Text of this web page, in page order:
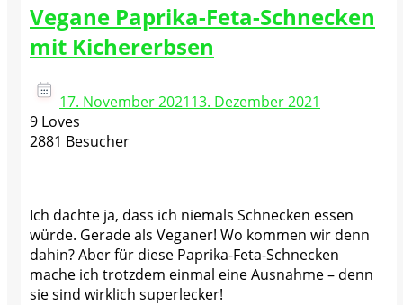
Vegane Paprika-Feta-Schnecken
mit Kichererbsen
17. November 202113. Dezember 2021
9 Loves
2881 Besucher
Ich dachte ja, dass ich niemals Schnecken essen
würde. Gerade als Veganer! Wo kommen wir denn
dahin? Aber für diese Paprika-Feta-Schnecken
mache ich trotzdem einmal eine Ausnahme – denn
sie sind wirklich superlecker!